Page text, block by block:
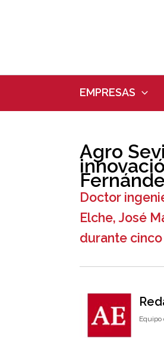
EMPRESAS
Agro
Doctor
Elche, José
durante
Equipo